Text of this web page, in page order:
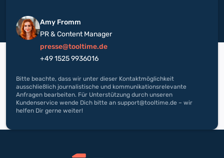
Amy Fromm
PR & Content Manager
presse@tooltime.de
+49 1525 9936016
Bitte beachte, dass wir unter dieser Kontaktmöglichkeit
ausschließlich journalistische und kommunikationsrelevante
Anfragen bearbeiten. Für Unterstützung durch unseren
Kundenservice wende Dich bitte an support@tooltime.de – wir
helfen Dir gerne weiter!